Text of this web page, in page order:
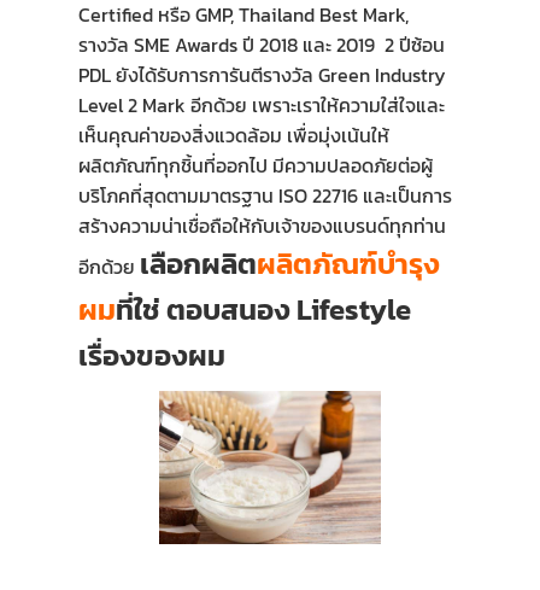
Certified หรือ GMP, Thailand Best Mark,
รางวัล SME Awards ปี 2018 และ 2019 2 ปีซ้อน
PDL ยังได้รับการการันตีรางวัล Green Industry
Level 2 Mark อีกด้วย เพราะเราให้ความใส่ใจและ
เห็นคุณค่าของสิ่งแวดล้อม เพื่อมุ่งเน้นให้
ผลิตภัณฑ์ทุกชิ้นที่ออกไป มีความปลอดภัยต่อผู้
บริโภคที่สุดตามมาตรฐาน ISO 22716 และเป็นการ
สร้างความน่าเชื่อถือให้กับเจ้าของแบรนด์ทุกท่าน
อีกด้วย เลือกผลิตผลิตภัณฑ์บำรุง
ผมที่ใช่ ตอบสนอง Lifestyle
เรื่องของผม